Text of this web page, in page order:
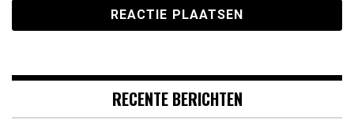
RECENTE BERICHTEN